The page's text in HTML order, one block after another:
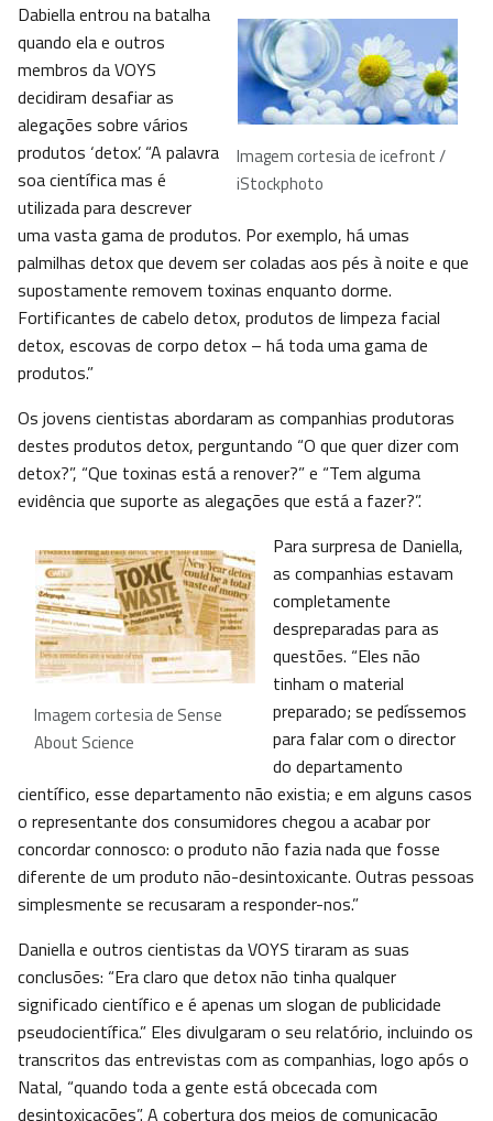
Imagem cortesia de icefront /
iStockphoto
Dabiella entrou na batalha
quando ela e outros
membros da VOYS
decidiram desafiar as
alegações sobre vários
produtos ‘detox’. “A palavra
soa científica mas é
utilizada para descrever
uma vasta gama de produtos. Por exemplo, há umas
palmilhas detox que devem ser coladas aos pés à noite e que
supostamente removem toxinas enquanto dorme.
Fortificantes de cabelo detox, produtos de limpeza facial
detox, escovas de corpo detox – há toda uma gama de
produtos.”
Os jovens cientistas abordaram as companhias produtoras
destes produtos detox, perguntando “O que quer dizer com
detox?”, “Que toxinas está a renover?” e “Tem alguma
evidência que suporte as alegações que está a fazer?”.
Imagem cortesia de Sense
About Science
Para surpresa de Daniella,
as companhias estavam
completamente
despreparadas para as
questões. “Eles não
tinham o material
preparado; se pedíssemos
para falar com o director
do departamento
científico, esse departamento não existia; e em alguns casos
o representante dos consumidores chegou a acabar por
concordar connosco: o produto não fazia nada que fosse
diferente de um produto não-desintoxicante. Outras pessoas
simplesmente se recusaram a responder-nos.”
Daniella e outros cientistas da VOYS tiraram as suas
conclusões: “Era claro que detox não tinha qualquer
significado científico e é apenas um slogan de publicidade
pseudocientífica.” Eles divulgaram o seu relatório, incluindo os
transcritos das entrevistas com as companhias, logo após o
Natal, “quando toda a gente está obcecada com
desintoxicações”. A cobertura dos meios de comunicação